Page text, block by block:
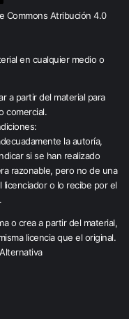
Commons Atribución 4.0
en cualquier medio o
a partir del material para
comercial.
la autoría,
si se han realizado
razonable, pero no de una
o lo recibe por el
o crea a partir del material,
licencia que el original.